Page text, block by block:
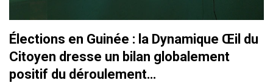
Élections en Guinée : la Dynamique Œil du
Citoyen dresse un bilan globalement
positif du déroulement…